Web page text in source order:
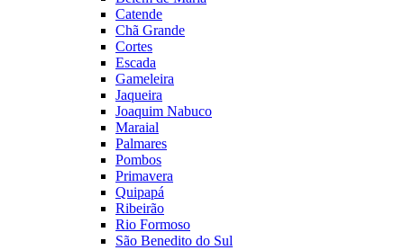
Catende
Chã Grande
Cortes
Escada
Gameleira
Jaqueira
Joaquim Nabuco
Maraial
Palmares
Pombos
Primavera
Quipapá
Ribeirão
Rio Formoso
São Benedito do Sul